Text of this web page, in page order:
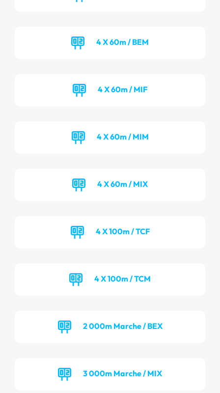
4 X 60m / BEM
4 X 60m / MIF
4 X 60m / MIM
4 X 60m / MIX
4 X 100m / TCF
4 X 100m / TCM
2 000m Marche / BEX
3 000m Marche / MIX